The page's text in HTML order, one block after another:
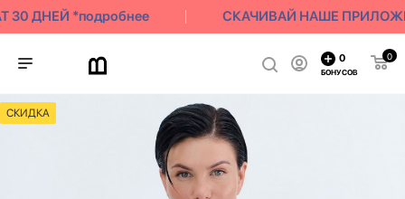
ДНЕЙ *подробнее СКАЧИВАЙ НАШЕ
0
0
БОНУСОВ
СКИДКА